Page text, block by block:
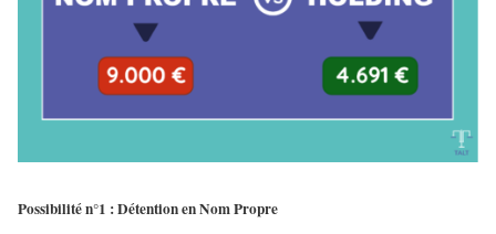
Possibilité n°1 : Détention en Nom Propre